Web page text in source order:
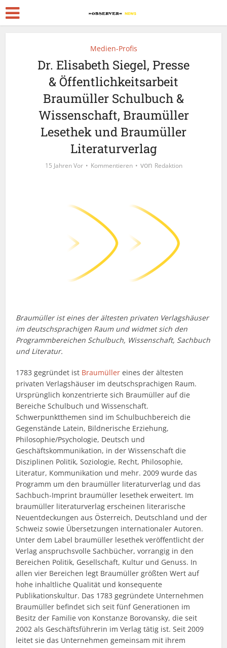
Medien-Profis
Dr. Elisabeth Siegel, Presse
& Öffentlichkeitsarbeit
Braumüller Schulbuch &
Wissenschaft, Braumüller
Lesethek und Braumüller
Literaturverlag
15 Jahren Vor Kommentieren von Redaktion
Braumüller ist eines der ältesten privaten Verlagshäuser
im deutschsprachigen Raum und widmet sich den
Programmbereichen Schulbuch, Wissenschaft, Sachbuch
und Literatur.
1783 gegründet ist Braumüller eines der ältesten
privaten Verlagshäuser im deutschsprachigen Raum.
Ursprünglich konzentrierte sich Braumüller auf die
Bereiche Schulbuch und Wissenschaft.
Schwerpunktthemen sind im Schulbuchbereich die
Gegenstände Latein, Bildnerische Erziehung,
Philosophie/Psychologie, Deutsch und
Geschäftskommunikation, in der Wissenschaft die
Disziplinen Politik, Soziologie, Recht, Philosophie,
Literatur, Kommunikation und mehr. 2009 wurde das
Programm um den braumüller literaturverlag und das
Sachbuch-Imprint braumüller lesethek erweitert. Im
braumüller literaturverlag erscheinen literarische
Neuentdeckungen aus Österreich, Deutschland und der
Schweiz sowie Übersetzungen internationaler Autoren.
Unter dem Label braumüller lesethek veröffentlicht der
Verlag anspruchsvolle Sachbücher, vorrangig in den
Bereichen Politik, Gesellschaft, Kultur und Genuss. In
allen vier Bereichen legt Braumüller größten Wert auf
hohe inhaltliche Qualität und konsequente
Publikationskultur. Das 1783 gegründete Unternehmen
Braumüller befindet sich seit fünf Generationen im
Besitz der Familie von Konstanze Borovansky, die seit
2002 als Geschäftsführerin im Verlag tätig ist. Seit 2009
leitet sie das Unternehmen gemeinsam mit ihrem